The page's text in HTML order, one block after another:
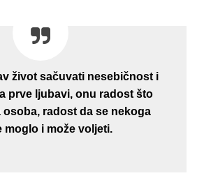
život sačuvati nesebičnost i
prve ljubavi, onu radost što
radost da se nekoga
moglo i može voljeti.